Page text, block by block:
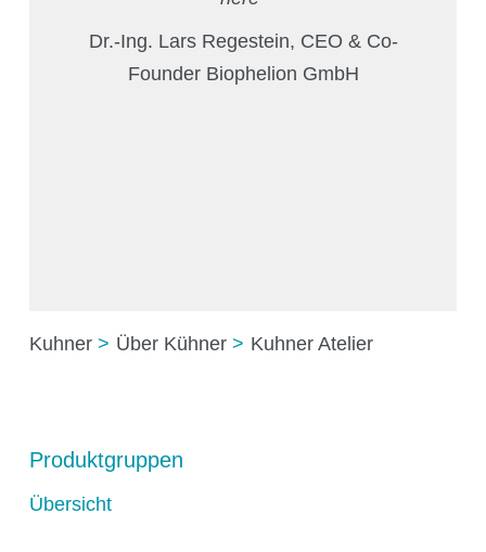
Dr.-Ing. Lars Regestein, CEO & Co-
Founder Biophelion GmbH
Kuhner Über Kühner Kuhner Atelier
Produktgruppen
Übersicht